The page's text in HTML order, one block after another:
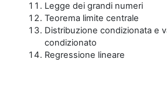
Legge dei grandi numeri
Teorema limite centrale
Distribuzione condizionata e
condizionato
Regressione lineare